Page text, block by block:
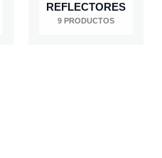
REFLECTORES
9 PRODUCTOS